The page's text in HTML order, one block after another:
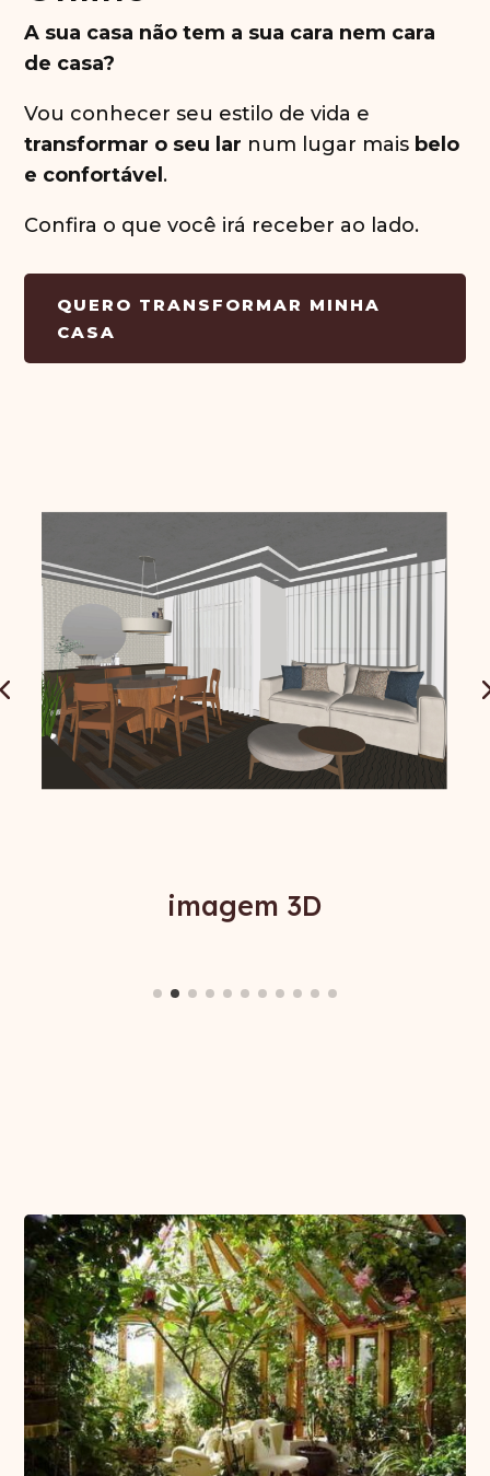
A sua casa não tem a sua cara nem cara
de casa?
Vou conhecer seu estilo de vida e
transformar o seu lar num lugar mais belo
e confortável .
Confira o que você irá receber ao lado.
QUERO TRANSFORMAR MINHA
CASA
imagem 3D